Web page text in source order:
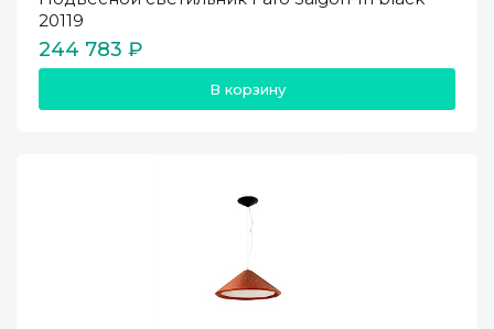
20119
244 783 ₽
В корзину